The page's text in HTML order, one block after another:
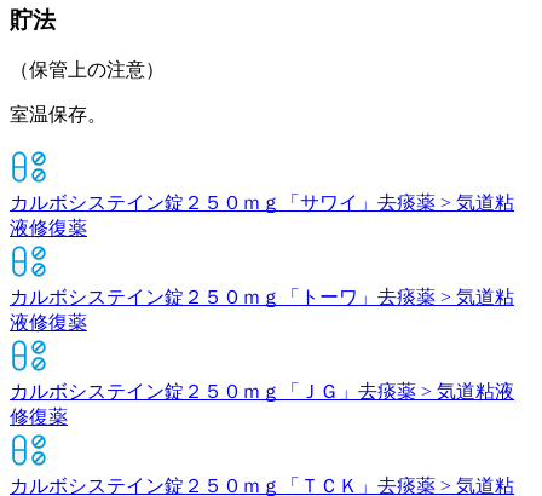
貯法
（保管上の注意）
室温保存。
カルボシステイン錠２５０ｍｇ「サワイ」 去痰薬 > 気道粘
液修復薬
カルボシステイン錠２５０ｍｇ「トーワ」 去痰薬 > 気道粘
液修復薬
カルボシステイン錠２５０ｍｇ「ＪＧ」 去痰薬 > 気道粘液
修復薬
カルボシステイン錠２５０ｍｇ「ＴＣＫ」 去痰薬 > 気道粘